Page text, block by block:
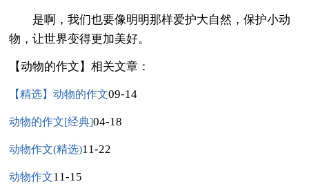
是啊，我们也要像明明那样爱护大自然，保护小动
物，让世界变得更加美好。
【动物的作文】相关文章：
【精选】动物的作文09-14
动物的作文[经典]04-18
动物作文(精选)11-22
动物作文11-15